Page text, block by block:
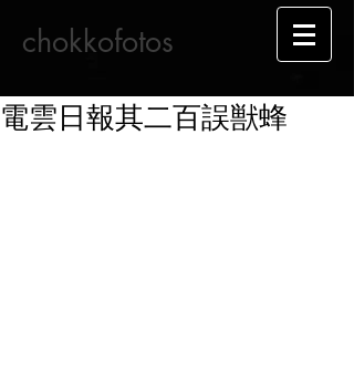
chokkofotos
電雲日報其二百誤獣蜂